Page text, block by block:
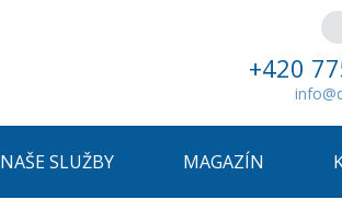
+420
NAŠE SLUŽBY MAGAZÍN